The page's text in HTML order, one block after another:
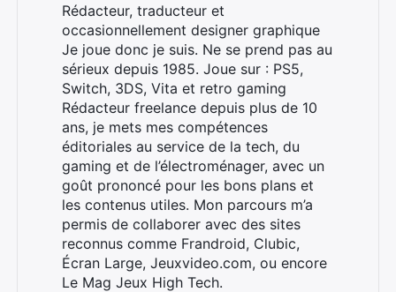
Rédacteur, traducteur et
occasionnellement designer graphique
Je joue donc je suis. Ne se prend pas au
sérieux depuis 1985. Joue sur : PS5,
Switch, 3DS, Vita et retro gaming
Rédacteur freelance depuis plus de 10
ans, je mets mes compétences
éditoriales au service de la tech, du
gaming et de l’électroménager, avec un
goût prononcé pour les bons plans et
les contenus utiles. Mon parcours m’a
permis de collaborer avec des sites
reconnus comme Frandroid, Clubic,
Écran Large, Jeuxvideo.com, ou encore
Le Mag Jeux High Tech.